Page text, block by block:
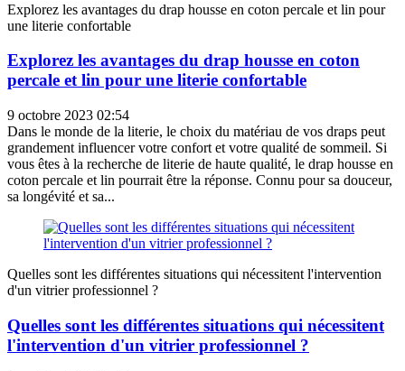
Explorez les avantages du drap housse en coton percale et lin pour
une literie confortable
Explorez les avantages du drap housse en coton
percale et lin pour une literie confortable
9 octobre 2023 02:54
Dans le monde de la literie, le choix du matériau de vos draps peut
grandement influencer votre confort et votre qualité de sommeil. Si
vous êtes à la recherche de literie de haute qualité, le drap housse en
coton percale et lin pourrait être la réponse. Connu pour sa douceur,
sa longévité et sa...
Quelles sont les différentes situations qui nécessitent l'intervention
d'un vitrier professionnel ?
Quelles sont les différentes situations qui nécessitent
l'intervention d'un vitrier professionnel ?